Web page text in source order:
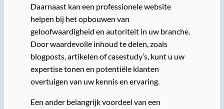
Daarnaast kan een professionele website
helpen bij het opbouwen van
geloofwaardigheid en autoriteit in uw branche.
Door waardevolle inhoud te delen, zoals
blogposts, artikelen of casestudy’s, kunt u uw
expertise tonen en potentiële klanten
overtuigen van uw kennis en ervaring.
Een ander belangrijk voordeel van een